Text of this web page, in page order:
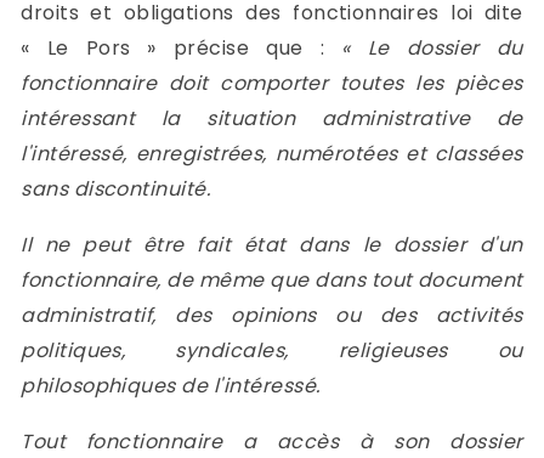
droits et obligations des fonctionnaires loi dite
« Le Pors » précise que : « Le dossier du
fonctionnaire doit comporter toutes les pièces
intéressant la situation administrative de
l'intéressé, enregistrées, numérotées et classées
sans discontinuité.
Il ne peut être fait état dans le dossier d'un
fonctionnaire, de même que dans tout document
administratif, des opinions ou des activités
politiques, syndicales, religieuses ou
philosophiques de l'intéressé.
Tout fonctionnaire a accès à son dossier